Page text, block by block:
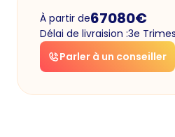
À partir de67080€
Délai de livraision :3e
Parler à un conseiller